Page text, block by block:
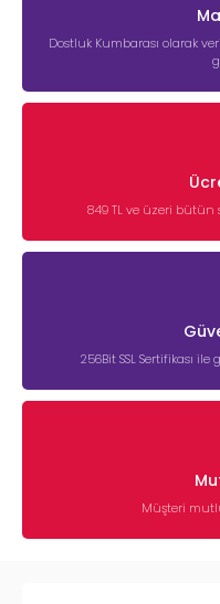
Dostluk Kumbarası olarak
849 TL ve üzeri bütün
256Bit SSL Sertifikası
Müşteri